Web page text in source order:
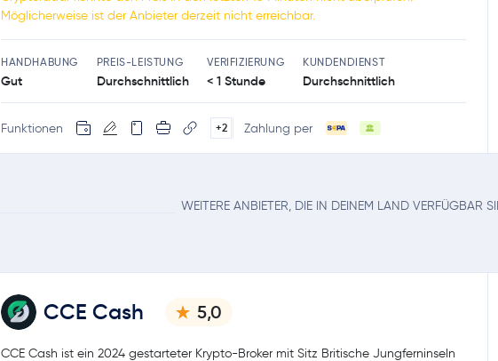
Möglicherweise ist der Anbieter derzeit nicht erreichbar.
HANDHABUNG
Gut
PREIS-LEISTUNG
Durchschnittlich
VERIFIZIERUNG
< 1 Stunde
KUNDENDIENST
Durchschnittlich
Funktionen +2 Zahlung per
WEITERE ANBIETER, DIE IN DEINEM LAND VERFÜGBAR
CCE Cash 5,0
CCE Cash ist ein 2024 gestarteter Krypto-Broker mit Sitz Britische Jungferninseln